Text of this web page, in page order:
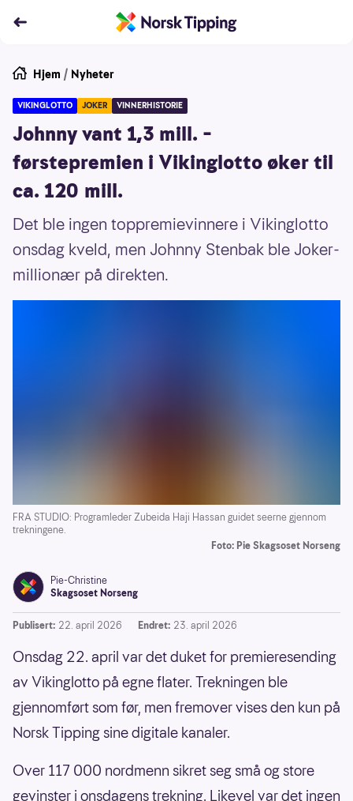
Hjem / Nyheter
VIKINGLOTTO JOKER VINNERHISTORIE
Johnny vant 1,3 mill. –
førstepremien i Vikinglotto øker til
ca. 120 mill.
Det ble ingen toppremievinnere i Vikinglotto
onsdag kveld, men Johnny Stenbak ble Joker-
millionær på direkten.
FRA STUDIO: Programleder Zubeida Haji Hassan guidet seerne gjennom
trekningene.
Foto: Pie Skagsoset Norseng
Pie-Christine
Skagsoset Norseng
Publisert: 22. april 2026 Endret: 23. april 2026
Onsdag 22. april var det duket for premieresending
av Vikinglotto på egne flater. Trekningen ble
gjennomført som før, men fremover vises den kun på
Norsk Tipping sine digitale kanaler.
Over 117 000 nordmenn sikret seg små og store
gevinster i onsdagens trekning. Likevel var det ingen